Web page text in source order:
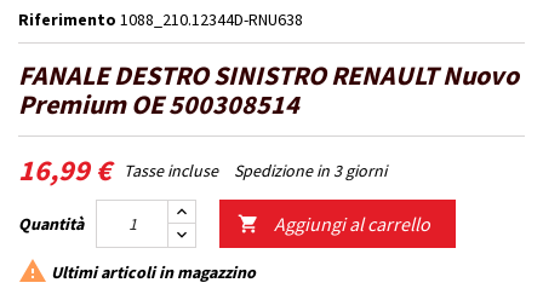
Riferimento 1088_210.12344D-RNU638
FANALE DESTRO SINISTRO RENAULT Nuovo
Premium OE 500308514
16,99 € Tasse incluse Spedizione in 3 giorni
Quantità  Aggiungi al carrello
 Ultimi articoli in magazzino